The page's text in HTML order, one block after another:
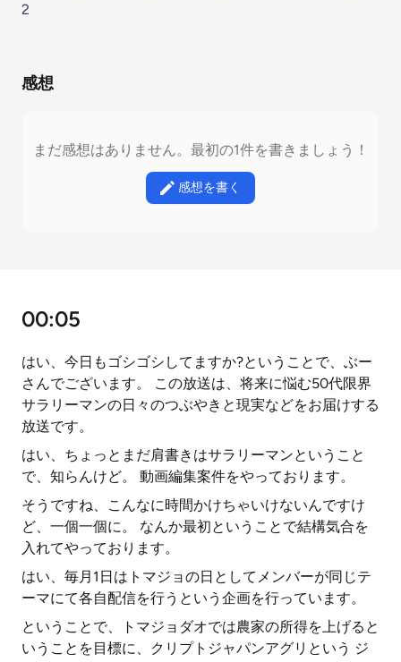
2
感想
まだ感想はありません。最初の1件を書きましょう！
感想を書く
00:05
はい、今日もゴシゴシしてますか?ということで、ぶー
さんでございます。 この放送は、将来に悩む50代限界
サラリーマンの日々のつぶやきと現実などをお届けする
放送です。
はい、ちょっとまだ肩書きはサラリーマンということ
で、知らんけど。 動画編集案件をやっております。
そうですね、こんなに時間かけちゃいけないんですけ
ど、一個一個に。 なんか最初ということで結構気合を
入れてやっております。
はい、毎月1日はトマジョの日としてメンバーが同じテ
ーマにて各自配信を行うという企画を行っています。
ということで、トマジョダオでは農家の所得を上げると
いうことを目標に、クリプトジャパンアグリという ジ